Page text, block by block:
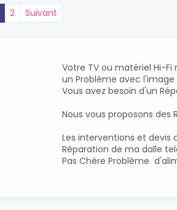
2 Suivant
Votre TV ou matériel Hi-Fi
un Problème avec l'image
Vous avez besoin d'un
Nous vous proposons des
Les interventions et devis
Réparation de ma dalle
Pas Chère Problème